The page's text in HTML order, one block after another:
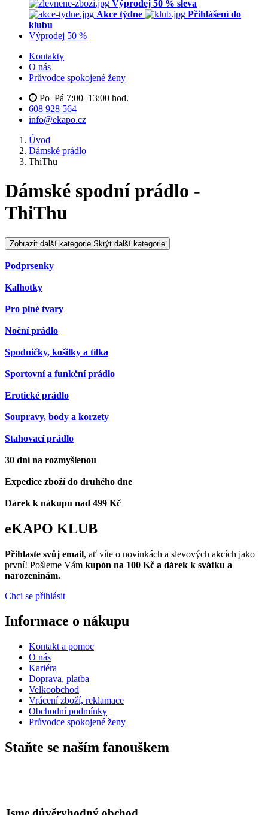
Výprodej 50 % sleva
Akce týdne
Přihlášení do
klubu
Výprodej 50 %
Kontakty
O nás
Průvodce spokojené ženy
Po–Pá 7:00–13:00 hod.
608 928 564
info@ekapo.cz
Úvod
Dámské prádlo
ThiThu
Dámské spodní prádlo -
ThiThu
Zobrazit další kategorie Skrýt další kategorie
Podprsenky
Kalhotky
Pro plné tvary
Noční prádlo
Spodničky, košilky a tílka
Sportovní a funkční prádlo
Erotické prádlo
Soupravy, body a korzety
Stahovací prádlo
30 dní na rozmyšlenou
Expedice zboží do druhého dne
Dárek k nákupu nad 499 Kč
eKAPO KLUB
Přihlaste svůj email, ať víte o novinkách a slevových akcích jako
první! Pošleme Vám kupón na 100 Kč a dárek k svátku a
narozeninám.
Chci se přihlásit
Informace o nákupu
Kontakt a pomoc
O nás
Kariéra
Doprava, platba
Velkoobchod
Vrácení zboží, reklamace
Obchodní podmínky
Průvodce spokojené ženy
Staňte se naším fanouškem